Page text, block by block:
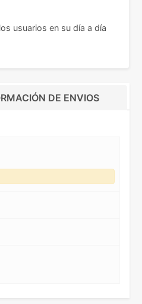
usuarios en su día a día
DE ENVIOS